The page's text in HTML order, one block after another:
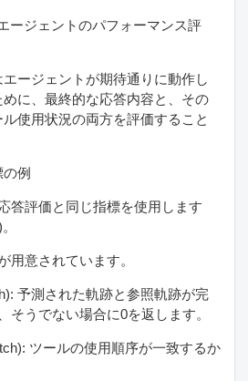
ージェントのパフォーマンス評
ージェントが期待通りに動作し
に、最終的な応答内容と、その
使用状況の両方を評価すること
の例
答評価と同じ指標を使用します
用意されています。
予測された軌跡と参照軌跡が完
そうでない場合に0を返します。
ツールの使用順序が一致するか